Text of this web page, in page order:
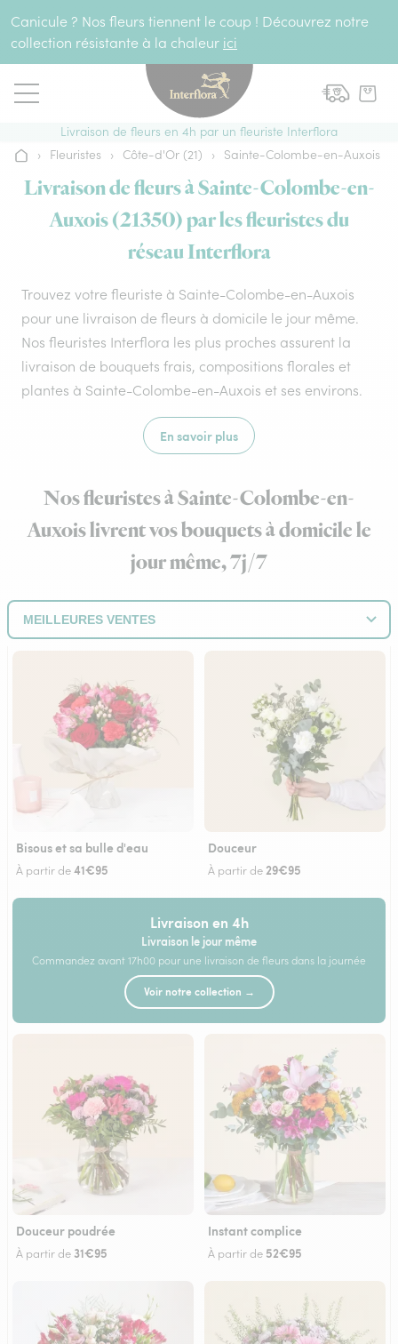
Canicule ? Nos fleurs tiennent le coup ! Découvrez notre
collection résistante à la chaleur ici
Livraison de fleurs en 4h par un fleuriste Interflora
Accueil
› Fleuristes › Côte-d'Or (21) › Sainte-Colombe-en-Auxois
Livraison de fleurs à Sainte-Colombe-en-
Auxois (21350) par les fleuristes du
réseau Interflora
Trouvez votre fleuriste à Sainte-Colombe-en-Auxois
pour une livraison de fleurs à domicile le jour même.
Nos fleuristes Interflora les plus proches assurent la
livraison de bouquets frais, compositions florales et
plantes à Sainte-Colombe-en-Auxois et ses environs.
En savoir plus
Nos fleuristes à Sainte-Colombe-en-
Auxois livrent vos bouquets à domicile le
jour même, 7j/7
Bisous et sa bulle d'eau
À partir de41€95
Douceur
À partir de29€95
Livraison en 4h
Livraison le jour même
Commandez avant 17h00 pour une livraison de fleurs dans la journée
Voir notre collection →
Douceur poudrée
À partir de 31€95
Instant complice
À partir de 52€95